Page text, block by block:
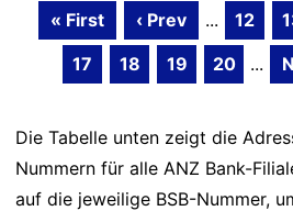
« First ‹ Prev ... 12
17
18 19 20 ...
Die Tabelle unten zeigt die
Nummern für alle ANZ Bank-
auf die jeweilige BSB-Nummer,